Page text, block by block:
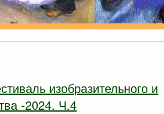
изобразительного и
-2024. Ч.4